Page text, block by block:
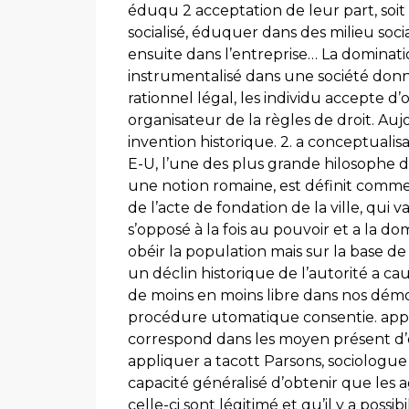
éduqu 2 acceptation de leur part,
socialisé, éduquer dans des milieu
ensuite dans l’entreprise… La
instrumentalisé dans une société
rationnel légal, les individu accepte
organisateur de la règles de droit.
invention historique. 2. a
E-U, l’une des plus grande hilosophe
une notion romaine, est définit
de l’acte de fondation de la ville, qui
s’opposé à la fois au pouvoir et a la
obéir la population mais sur la base
un déclin historique de l’autorité a
de moins en moins libre dans nos
procédure utomatique consentie.
correspond dans les moyen présent
appliquer a tacott Parsons,
capacité généralisé d’obtenir que les
celle-ci sont légitimé et qu’il y a